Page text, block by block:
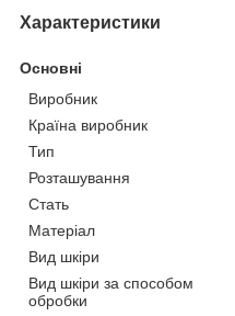
Характеристики
Основні
Виробник
Країна виробник
Тип
Розташування
Стать
Матеріал
Вид шкіри
Вид шкіри за способом
обробки